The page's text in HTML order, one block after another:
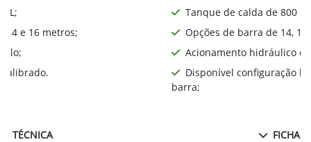
L;
14 e 16 metros;
TÉCNICA
Tanque de calda de 800 L;
Opções de barra de 14,
Acionamento hidráulico
Disponível configuração
barra;
FICHA